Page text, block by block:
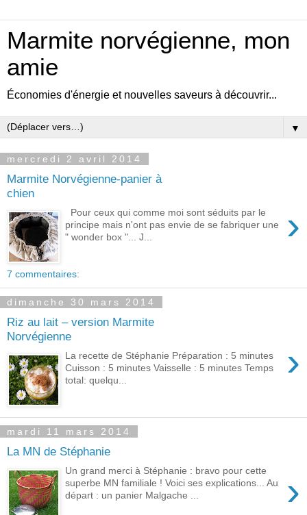
Marmite norvégienne, mon
amie
Économies d'énergie et nouvelles saveurs à découvrir...
▼
mercredi 2 avril 2014
Marmite Norvégienne-panier à
chien
›
Pour ceux qui comme moi sont séduits par le
principe mais n'ont pas envie de se fabriquer une
" wonder box "... J...
7 commentaires:
dimanche 30 mars 2014
Riz au lait – version Marmite
Norvégienne
›
La recette de Stéphanie Préparation : 5 minutes
Cuisson : 5 minutes Vaisselle : 5 minutes Temps
total: quelqu...
mardi 11 mars 2014
La MN de Stéphanie
›
Un grand merci à Stéphanie : bravo pour cette
superbe MN familiale ! Voici ses explications... Au
départ : un panier Malgache ...